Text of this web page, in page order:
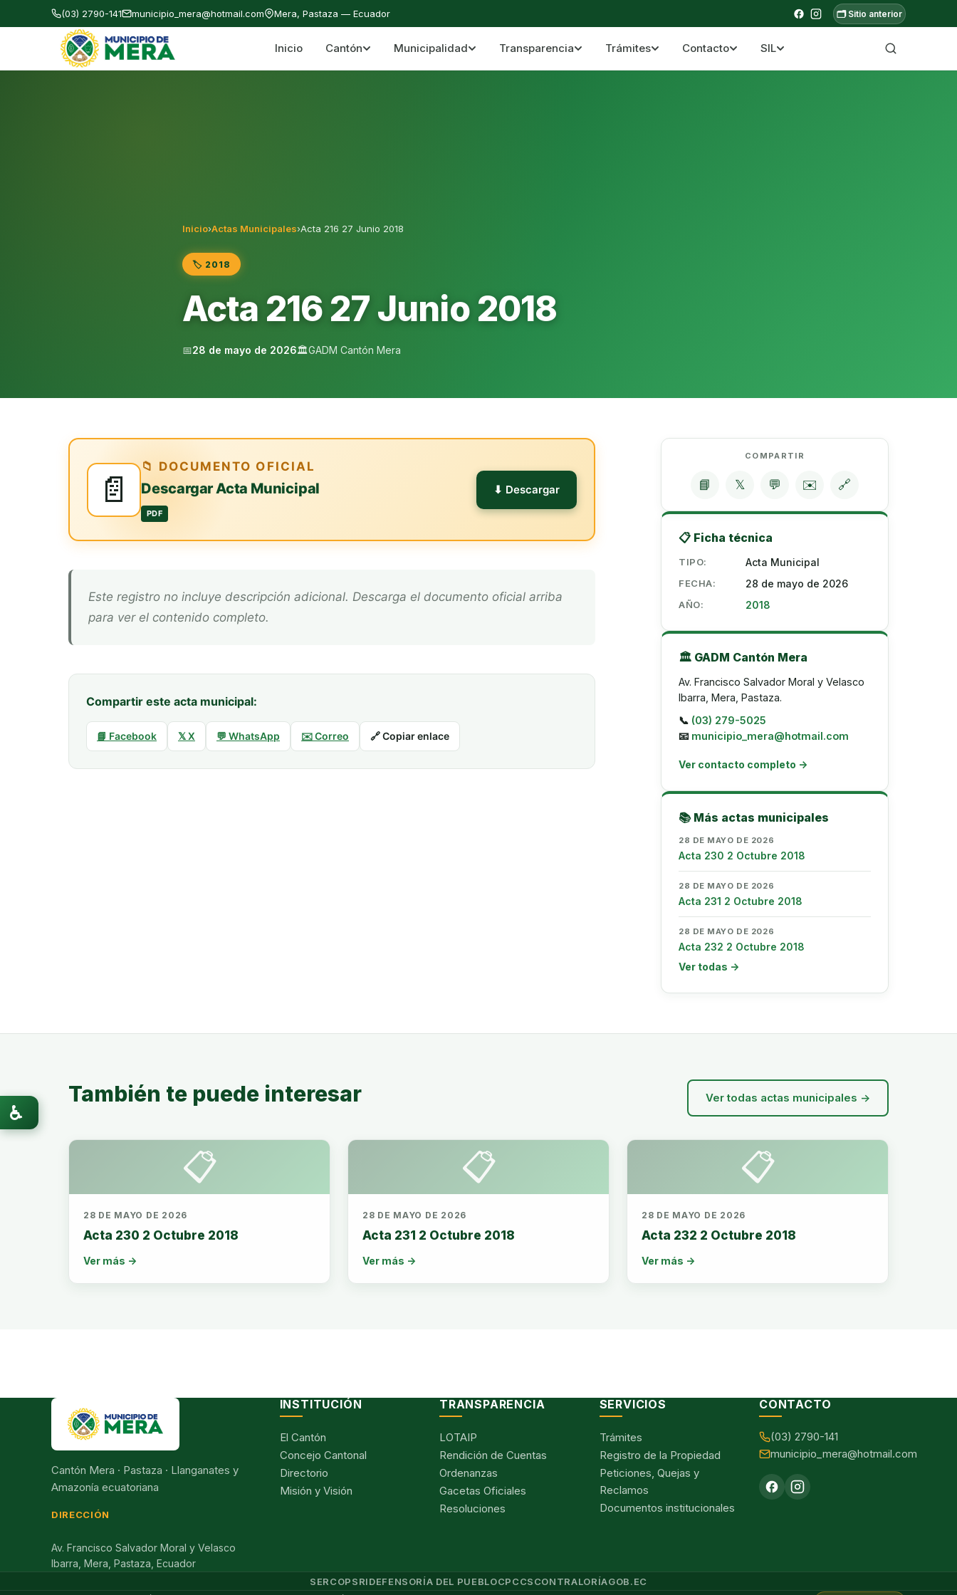
(03) 2790-141 municipio_mera@hotmail.com Mera, Pastaza — Ecuador 🗂️ Sitio anterior
Gobierno Autónomo Descentralizado Municipal del Cantón Mera Cantón Mera · Pastaza · Llanganates y Amazonía ecuatoriana
Inicio Cantón Municipalidad Transparencia Trámites Contacto SIL
Inicio›Actas Municipales›Acta 216 27 Junio 2018
🏷️ 2018
Acta 216 27 Junio 2018
📅28 de mayo de 2026🏛️GADM Cantón Mera
📄
📁 DOCUMENTO OFICIAL
Descargar Acta Municipal
PDF
⬇ Descargar
Este registro no incluye descripción adicional. Descarga el documento oficial arriba
para ver el contenido completo.
Compartir este acta municipal:
📘 Facebook 𝕏 X 💬 WhatsApp ✉️ Correo 🔗 Copiar enlace
COMPARTIR
📘 𝕏 💬 ✉️ 🔗
📋 Ficha técnica
TIPO: Acta Municipal
FECHA: 28 de mayo de 2026
AÑO: 2018
🏛️ GADM Cantón Mera
Av. Francisco Salvador Moral y Velasco
Ibarra, Mera, Pastaza.
📞 (03) 279-5025
📧 municipio_mera@hotmail.com
Ver contacto completo →
📚 Más actas municipales
28 DE MAYO DE 2026
Acta 230 2 Octubre 2018
28 DE MAYO DE 2026
Acta 231 2 Octubre 2018
28 DE MAYO DE 2026
Acta 232 2 Octubre 2018
Ver todas →
También te puede interesar Ver todas actas municipales →
📋
28 DE MAYO DE 2026
Acta 230 2 Octubre 2018
Ver más →
📋
28 DE MAYO DE 2026
Acta 231 2 Octubre 2018
Ver más →
📋
28 DE MAYO DE 2026
Acta 232 2 Octubre 2018
Ver más →
Cantón Mera · Pastaza · Llanganates y
Amazonía ecuatoriana
DIRECCIÓN
Av. Francisco Salvador Moral y Velasco
Ibarra, Mera, Pastaza, Ecuador
INSTITUCIÓN
El Cantón
Concejo Cantonal
Directorio
Misión y Visión
TRANSPARENCIA
LOTAIP
Rendición de Cuentas
Ordenanzas
Gacetas Oficiales
Resoluciones
SERVICIOS
Trámites
Registro de la Propiedad
Peticiones, Quejas y
Reclamos
Documentos institucionales
CONTACTO
(03) 2790-141
municipio_mera@hotmail.com
SERCOPSRIDEFENSORÍA DEL PUEBLOCPCCSCONTRALORÍAGOB.EC
♿